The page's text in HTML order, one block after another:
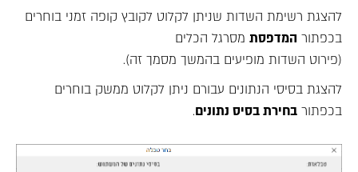
להצגת רשימת השדות שניתן לקלוט לקובץ קופה זמני בוחרים
בכפתור המדפסת מסרגל הכלים
(פירוט השדות מופיעים בהמשך מסמך זה).
להצגת בסיסי הנתונים עבורם ניתן לקלוט ממשק בוחרים
בכפתור בחירת בסיס נתונים.